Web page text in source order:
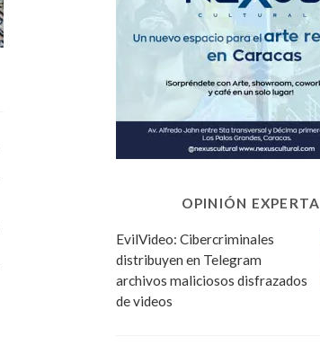
OPINIÓN EXPERTA
EvilVideo: Cibercriminales
distribuyen en Telegram
archivos maliciosos disfrazados
de videos